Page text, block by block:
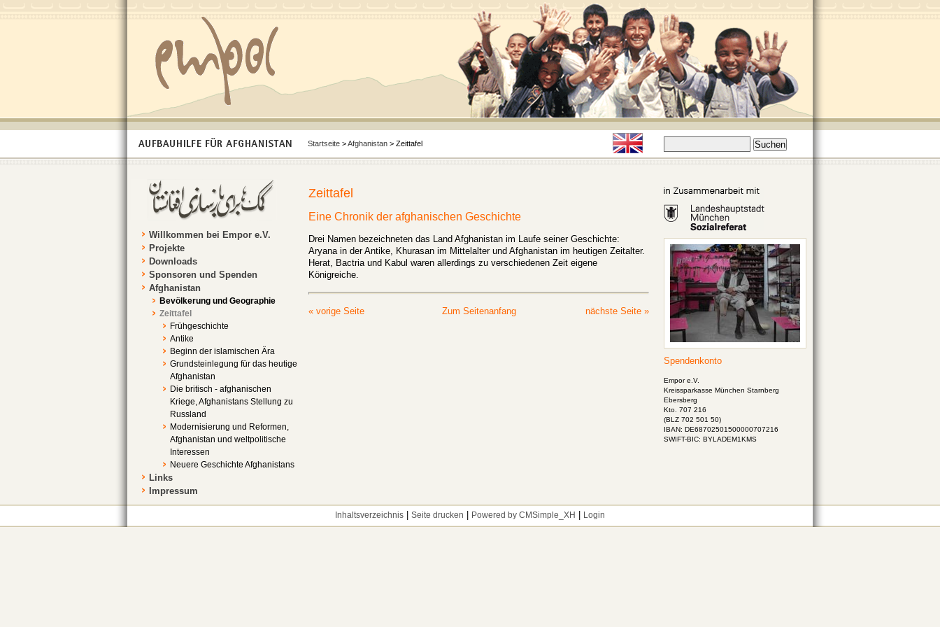
Startseite >Afghanistan > Zeittafel
Willkommen bei Empor e.V.
Projekte
Downloads
Sponsoren und Spenden
Afghanistan
Bevölkerung und Geographie
Zeittafel
Frühgeschichte
Antike
Beginn der islamischen Ära
Grundsteinlegung für das heutige
Afghanistan
Die britisch - afghanischen
Kriege, Afghanistans Stellung zu
Russland
Modernisierung und Reformen,
Afghanistan und weltpolitische
Interessen
Neuere Geschichte Afghanistans
Links
Impressum
Zeittafel
Eine Chronik der afghanischen Geschichte
Drei Namen bezeichneten das Land Afghanistan im Laufe seiner Geschichte:
Aryana in der Antike, Khurasan im Mittelalter und Afghanistan im heutigen Zeitalter.
Herat, Bactria und Kabul waren allerdings zu verschiedenen Zeit eigene
Königreiche.
« vorige Seite Zum Seitenanfang nächste Seite »
Spendenkonto
Empor e.V.
Kreissparkasse München Starnberg
Ebersberg
Kto. 707 216
(BLZ 702 501 50)
IBAN: DE68702501500000707216
SWIFT-BIC: BYLADEM1KMS
Inhaltsverzeichnis Seite drucken Powered by CMSimple_XH Login